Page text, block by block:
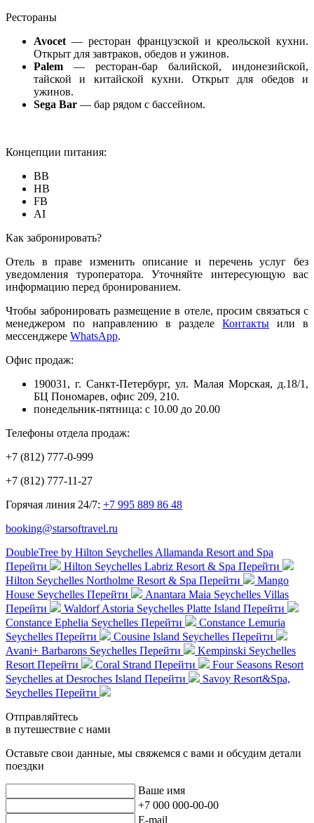
Рестораны
Avocet — ресторан французской и креольской кухни.
Открыт для завтраков, обедов и ужинов.
Palem — ресторан-бар балийской, индонезийской,
тайской и китайской кухни. Открыт для обедов и
ужинов.
Sega Bar — бар рядом с бассейном.
Концепции питания:
BB
HB
FB
AI
Как забронировать?
Отель в праве изменить описание и перечень услуг без
уведомления туроператора. Уточняйте интересующую вас
информацию перед бронированием.
Чтобы забронировать размещение в отеле, просим связаться с
менеджером по направлению в разделе Контакты или в
мессенджере WhatsApp.
Офис продаж:
190031, г. Санкт-Петербург, ул. Малая Морская, д.18/1,
БЦ Пономарев, офис 209, 210.
понедельник-пятница: с 10.00 до 20.00
Телефоны отдела продаж:
+7 (812) 777-0-999
+7 (812) 777-11-27
Горячая линия 24/7: +7 995 889 86 48
booking@starsoftravel.ru
DoubleTree by Hilton Seychelles Allamanda Resort and Spa
Перейти
Hilton Seychelles Labriz Resort & Spa Перейти
Hilton Seychelles Northolme Resort & Spa Перейти
Mango
House Seychelles Перейти
Anantara Maia Seychelles Villas
Перейти
Waldorf Astoria Seychelles Platte Island Перейти
Constance Ephelia Seychelles Перейти
Constance Lemuria
Seychelles Перейти Cousine Island Seychelles Перейти
Avani+ Barbarons Seychelles Перейти
Kempinski Seychelles
Resort Перейти Coral Strand Перейти
Four Seasons Resort
Seychelles at Desroches Island Перейти
Savoy Resort&Spa,
Seychelles Перейти
Отправляйтесь
в путешествие с нами
Оставьте свои данные, мы свяжемся с вами и обсудим детали
поездки
Ваше имя
+7 000 000-00-00
E-mail